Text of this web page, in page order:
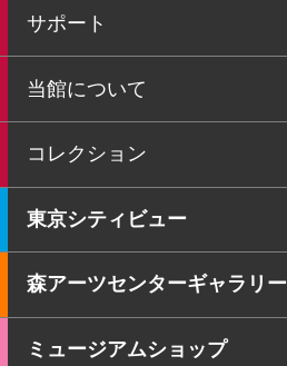
サポート
当館について
コレクション
東京シティビュー
森アーツセンターギャラリー
ミュージアムショップ